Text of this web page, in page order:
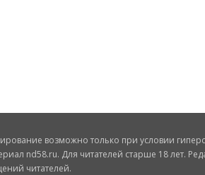
возможно только при условии
nd58.ru. Для читателей старше 18 лет.
читателей.